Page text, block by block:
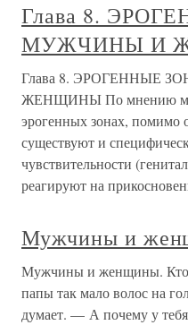
Глава 8.
МУЖЧИНЫ И
Глава 8. ЭРОГЕННЫЕ
ЖЕНЩИНЫ По мнению
эрогенных зонах,
существуют и
чувствительности
реагируют на
Мужчины и
Мужчины и женщины.
папы так мало волос на
думает. — А почему у